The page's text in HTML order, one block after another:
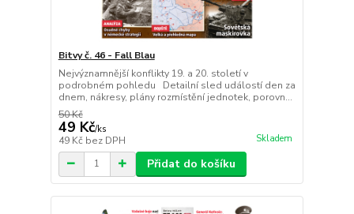
Bitvy č. 46 - Fall Blau
Nejvýznamnější konflikty 19. a 20. století v
podrobném pohledu Detailní sled událostí den za
dnem, nákresy, plány rozmístění jednotek, porovn...
50 Kč
49 Kč/ks
49 Kč bez DPH Skladem
Přidat do košíku